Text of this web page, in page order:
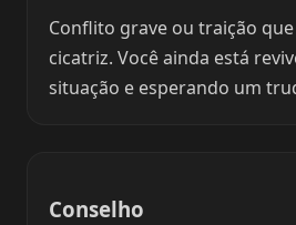
Conflito grave ou traição
cicatriz. Você ainda está
situação e esperando um
Conselho